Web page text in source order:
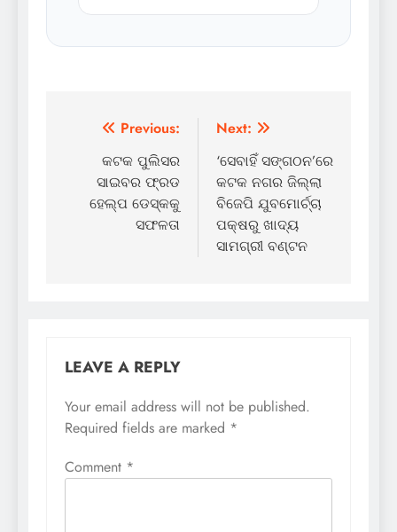
Post
navigation
Previous:
କଟକ ପୁଲିସର
ସାଇବର ଫ୍ରଡ
ହେଲ୍ପ ଡେସ୍କକୁ
ସଫଳତା
Next:
‘ସେବାହିଁ ସଙ୍ଗଠନ’ରେ
କଟକ ନଗର ଜିଲ୍ଲା
ବିଜେପି ଯୁବମୋର୍ଚ୍ଚା
ପକ୍ଷରୁ ଖାଦ୍ୟ
ସାମଗ୍ରୀ ବଣ୍ଟନ
LEAVE A REPLY
Your email address will not be published.
Required fields are marked *
Comment *